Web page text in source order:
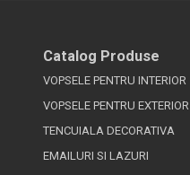
Catalog Produse
VOPSELE PENTRU INTERIOR
VOPSELE PENTRU EXTERIOR
TENCUIALA DECORATIVA
EMAILURI SI LAZURI